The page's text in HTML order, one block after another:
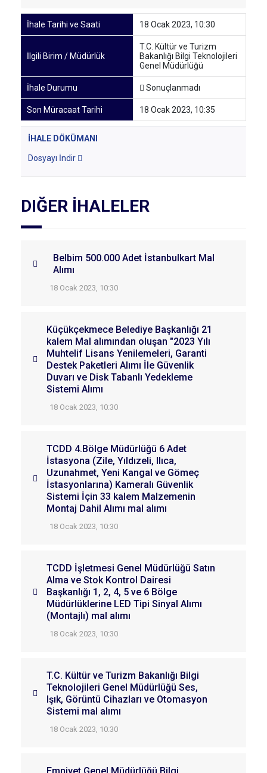
İhale Tarihi ve Saati 18 Ocak 2023, 10:30
İlgili Birim / Müdürlük
T.C. Kültür ve Turizm
Bakanlığı Bilgi Teknolojileri
Genel Müdürlüğü
İhale Durumu Sonuçlanmadı
Son Müracaat Tarihi 18 Ocak 2023, 10:35
İHALE DÖKÜMANI
Dosyayı İndir
DIĞER İHALELER
Belbim 500.000 Adet İstanbulkart Mal
Alımı
18 Ocak 2023, 10:30
Küçükçekmece Belediye Başkanlığı 21
kalem Mal alımından oluşan "2023 Yılı
Muhtelif Lisans Yenilemeleri, Garanti
Destek Paketleri Alımı İle Güvenlik
Duvarı ve Disk Tabanlı Yedekleme
Sistemi Alımı
18 Ocak 2023, 10:30
TCDD 4.Bölge Müdürlüğü 6 Adet
İstasyona (Zile, Yıldızeli, Ilıca,
Uzunahmet, Yeni Kangal ve Gömeç
İstasyonlarına) Kameralı Güvenlik
Sistemi İçin 33 kalem Malzemenin
Montaj Dahil Alımı mal alımı
18 Ocak 2023, 10:30
TCDD İşletmesi Genel Müdürlüğü Satın
Alma ve Stok Kontrol Dairesi
Başkanlığı 1, 2, 4, 5 ve 6 Bölge
Müdürlüklerine LED Tipi Sinyal Alımı
(Montajlı) mal alımı
18 Ocak 2023, 10:30
T.C. Kültür ve Turizm Bakanlığı Bilgi
Teknolojileri Genel Müdürlüğü Ses,
Işık, Görüntü Cihazları ve Otomasyon
Sistemi mal alımı
18 Ocak 2023, 10:30